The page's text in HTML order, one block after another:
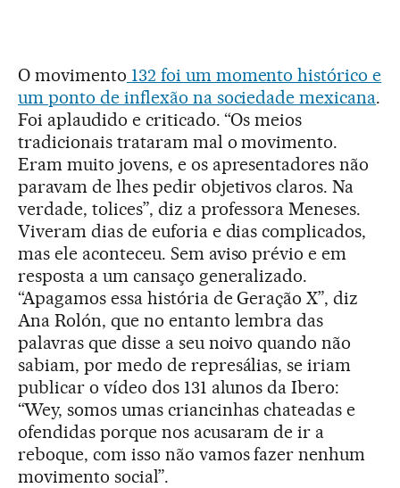
O movimento 132 foi um momento histórico e
um ponto de inflexão na sociedade mexicana.
Foi aplaudido e criticado. “Os meios
tradicionais trataram mal o movimento.
Eram muito jovens, e os apresentadores não
paravam de lhes pedir objetivos claros. Na
verdade, tolices”, diz a professora Meneses.
Viveram dias de euforia e dias complicados,
mas ele aconteceu. Sem aviso prévio e em
resposta a um cansaço generalizado.
“Apagamos essa história de Geração X”, diz
Ana Rolón, que no entanto lembra das
palavras que disse a seu noivo quando não
sabiam, por medo de represálias, se iriam
publicar o vídeo dos 131 alunos da Ibero:
“Wey, somos umas criancinhas chateadas e
ofendidas porque nos acusaram de ir a
reboque, com isso não vamos fazer nenhum
movimento social”.